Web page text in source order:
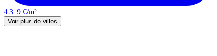
4 319 €/m²
Voir plus de villes